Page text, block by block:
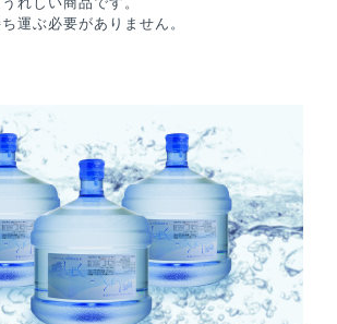
運ぶ必要がありません。